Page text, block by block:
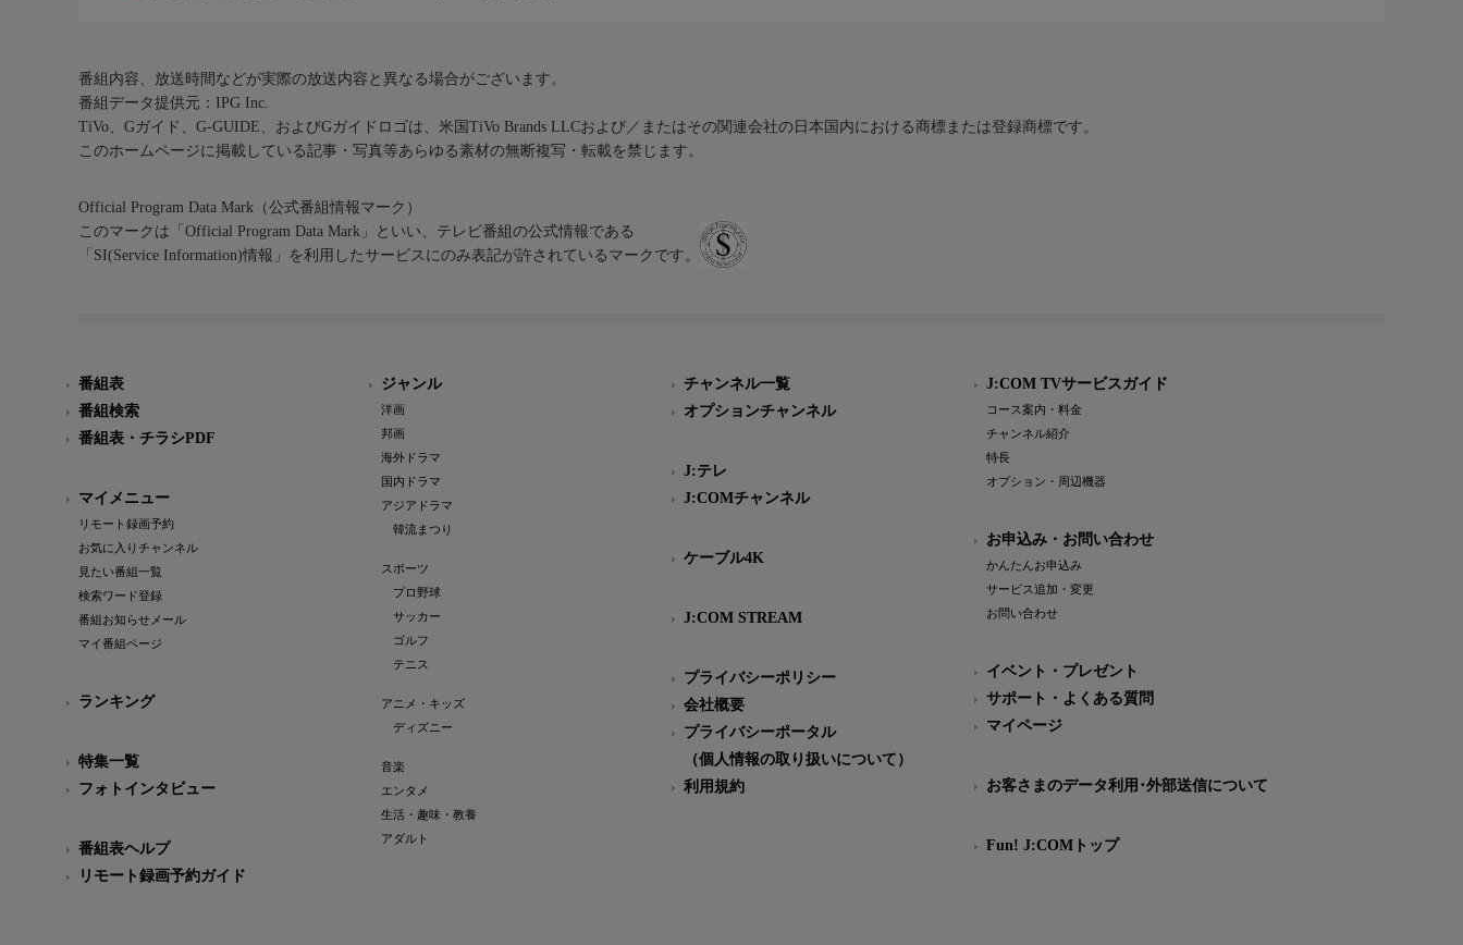
番組内容、放送時間などが実際の放送内容と異なる場合がございます。
番組データ提供元：IPG Inc.
TiVo、Gガイド、G-GUIDE、およびGガイドロゴは、米国TiVo Brands LLCおよび／またはその関連会社の日本国内における商標または登録商標です。
このホームページに掲載している記事・写真等あらゆる素材の無断複写・転載を禁じます。
Official Program Data Mark（公式番組情報マーク）
このマークは「Official Program Data Mark」といい、テレビ番組の公式情報である
「SI(Service Information)情報」を利用したサービスにのみ表記が許されているマークです。
番組表
番組検索
番組表・チラシPDF
マイメニュー
リモート録画予約
お気に入りチャンネル
見たい番組一覧
検索ワード登録
番組お知らせメール
マイ番組ページ
ランキング
特集一覧
フォトインタビュー
番組表ヘルプ
リモート録画予約ガイド
ジャンル
洋画
邦画
海外ドラマ
国内ドラマ
アジアドラマ
韓流まつり
スポーツ
プロ野球
サッカー
ゴルフ
テニス
アニメ・キッズ
ディズニー
音楽
エンタメ
生活・趣味・教養
アダルト
チャンネル一覧
オプションチャンネル
J:テレ
J:COMチャンネル
ケーブル4K
J:COM STREAM
プライバシーポリシー
会社概要
プライバシーポータル
（個人情報の取り扱いについて）
利用規約
J:COM TVサービスガイド
コース案内・料金
チャンネル紹介
特長
オプション・周辺機器
お申込み・お問い合わせ
かんたんお申込み
サービス追加・変更
お問い合わせ
イベント・プレゼント
サポート・よくある質問
マイページ
お客さまのデータ利用･外部送信について
Fun! J:COMトップ